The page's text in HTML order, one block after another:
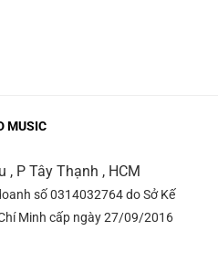
MUSIC
P Tây Thạnh , HCM
số 0314032764 do Sở Kế
Minh cấp ngày 27/09/2016